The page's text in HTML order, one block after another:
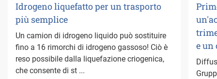
Idrogeno liquefatto per un trasporto
più semplice
Un camion di idrogeno liquido può sostituire
fino a 16 rimorchi di idrogeno gassoso! Ciò è
reso possibile dalla liquefazione criogenica,
che consente di st ...
e